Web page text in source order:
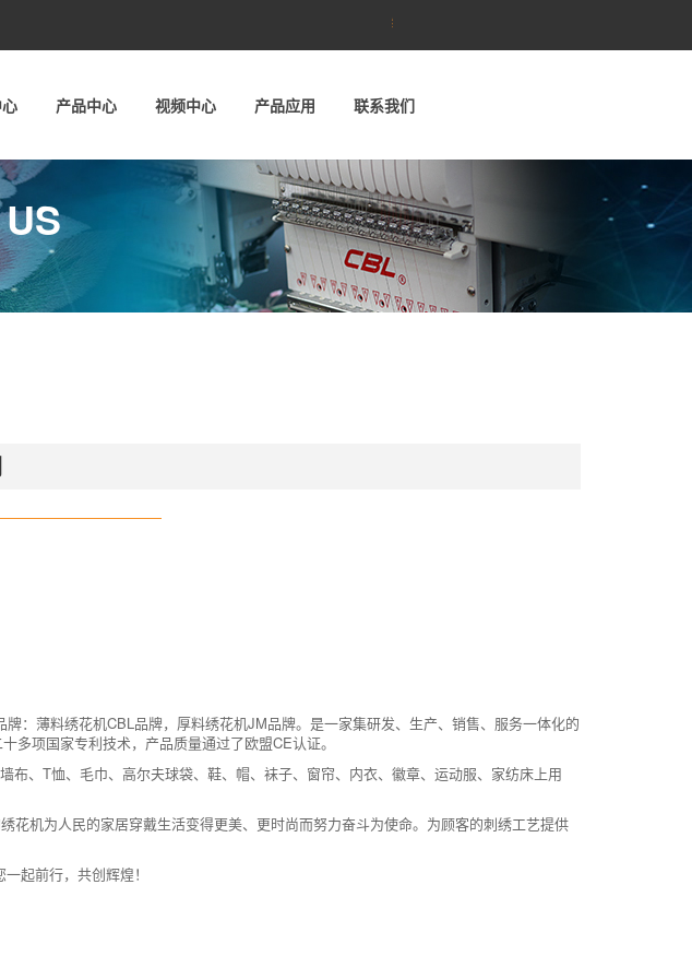
绣花机,高端宝轮绣花机,CBL绣花机,宝轮绣花机,刺绣机,高
产品中心 视频中心 产品应用 联系我们
薄料绣花机CBL品牌，厚料绣花机JM品牌。是一家集研发、生产、销售、服务一体化的
多项国家专利技术，产品质量通过了欧盟CE认证。
、T恤、毛巾、高尔夫球袋、鞋、帽、袜子、窗帘、内衣、徽章、运动服、家纺床上用
机为人民的家居穿戴生活变得更美、更时尚而努力奋斗为使命。为顾客的刺绣工艺提供
起前行，共创辉煌！